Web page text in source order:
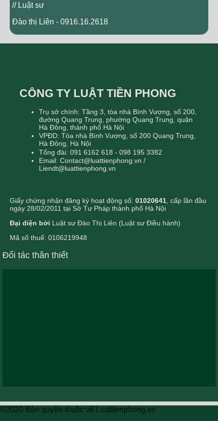
// Luật sư
Đào thị Liên - 0916.16.2618
CÔNG TY LUẬT TIỀN PHONG
Trụ sở chính: Tầng 3, tòa nhà Bình Vượng, số 200,
đường Quang Trung, phường Quang Trung, quận
Hà Đông, thành phố Hà Nội
VPĐD: Tòa nhà Bình Vượng, số 200 Quang Trung,
Hà Đông, Hà Nội
Tổng đài: 091 6162 618 - 098 195 3382
Email: Contact@luattienphong.vn /
Liendt@luattienphong.vn
Giấy chứng nhận đăng ký hoạt động số: 01020641 , cấp lần đầu
ngày 28/02/2011 tại Sở Tư Pháp thành phố Hà Nội
Đại diện bởi Luật sư Đào Thị Liên (Luật sư Điều hành)
Mã số thuế: 0106219948
Đối tác thân thiết
©2020 Bản quyền thuộc về Luattienphong.vn